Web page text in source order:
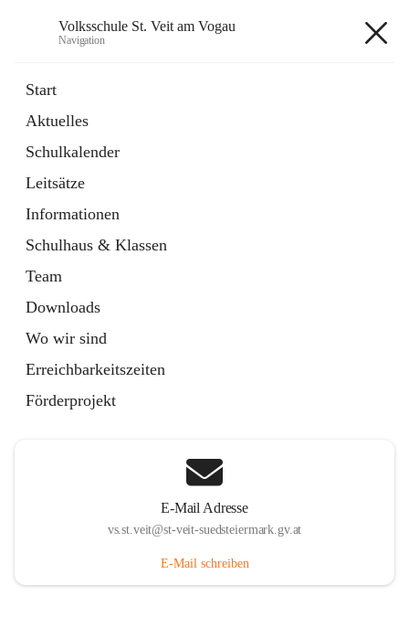
Volksschule St. Veit am Vogau
Navigation
Start
Aktuelles
Schulkalender
Leitsätze
Informationen
Schulhaus & Klassen
Team
Downloads
Wo wir sind
Erreichbarkeitszeiten
Förderprojekt
E-Mail Adresse
vs.st.veit@st-veit-suedsteiermark.gv.at
E-Mail schreiben